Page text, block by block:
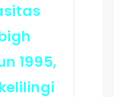
1995,